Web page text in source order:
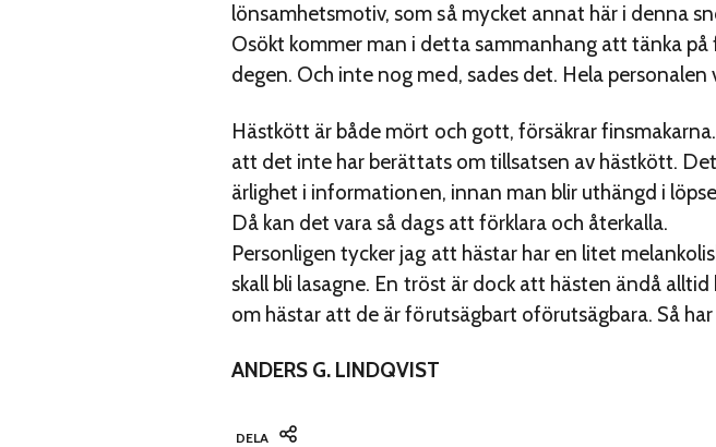
lönsamhetsmotiv, som så mycket annat här i denna
Osökt kommer man i detta sammanhang att tänka
degen. Och inte nog med, sades det. Hela personalen
Hästkött är både mört och gott, försäkrar
att det inte har berättats om tillsatsen av hästkött.
ärlighet i informationen, innan man blir uthängd i
Då kan det vara så dags att förklara och återkalla.
Personligen tycker jag att hästar har en litet
skall bli lasagne. En tröst är dock att hästen ändå
om hästar att de är förutsägbart oförutsägbara. Så
ANDERS G. LINDQVIST
DELA